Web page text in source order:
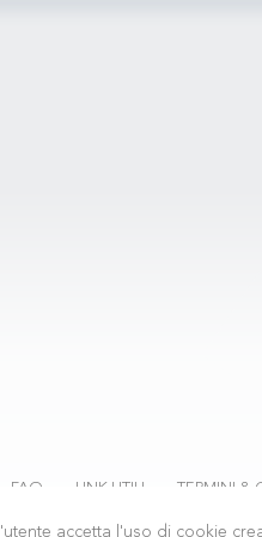
FAQ LINK UTILI TERMINI &
accetta l'uso di cookie